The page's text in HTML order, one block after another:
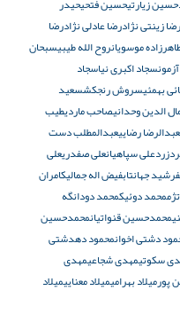
حسین زیارتیحسین فتحیحیدر
زینتی نژادرضا عادلی نژادرضا
موسویانروح الله طیبیسبحان
سجاد اکبری نیاسجاد
بهمئیسروش رنجکشسعید
الدین وحدانیصاحب ماردیطیب
عبدالرضا رضاییعبدالمطلب دست
علی سپاهیانعلی صفدریعلی
فرشید جهانتابفیض اله جمالیکامران
محمد دوئیکمحمد دودانگه
محمدحسین قنواتیانمحمدحسین
دشتی اخوانمحمود دهدشتی
سکوتیمهدی شجاعیمهدی
پورمیلاد بهرامیمیلاد معناییمیلاد